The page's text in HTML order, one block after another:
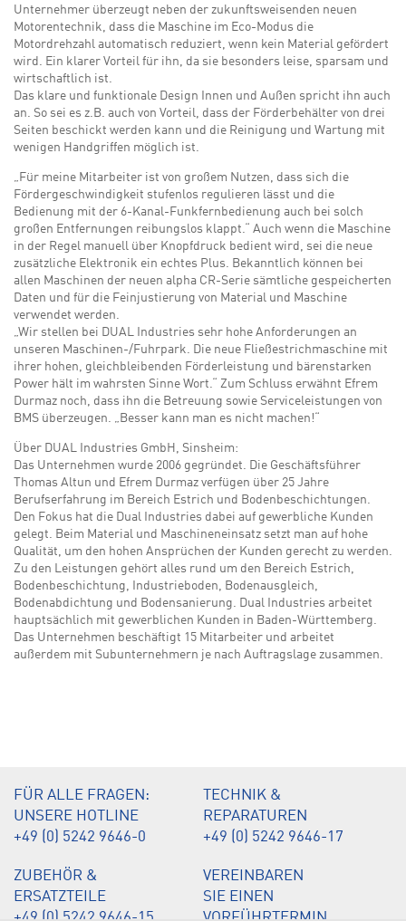
Unternehmer überzeugt neben der zukunftsweisenden neuen
Motorentechnik, dass die Maschine im Eco-Modus die
Motordrehzahl automatisch reduziert, wenn kein Material gefördert
wird. Ein klarer Vorteil für ihn, da sie besonders leise, sparsam und
wirtschaftlich ist.
Das klare und funktionale Design Innen und Außen spricht ihn auch
an. So sei es z.B. auch von Vorteil, dass der Förderbehälter von drei
Seiten beschickt werden kann und die Reinigung und Wartung mit
wenigen Handgriffen möglich ist.
„Für meine Mitarbeiter ist von großem Nutzen, dass sich die
Fördergeschwindigkeit stufenlos regulieren lässt und die
Bedienung mit der 6-Kanal-Funkfernbedienung auch bei solch
großen Entfernungen reibungslos klappt.“ Auch wenn die Maschine
in der Regel manuell über Knopfdruck bedient wird, sei die neue
zusätzliche Elektronik ein echtes Plus. Bekanntlich können bei
allen Maschinen der neuen alpha CR-Serie sämtliche gespeicherten
Daten und für die Feinjustierung von Material und Maschine
verwendet werden.
„Wir stellen bei DUAL Industries sehr hohe Anforderungen an
unseren Maschinen-/Fuhrpark. Die neue Fließestrichmaschine mit
ihrer hohen, gleichbleibenden Förderleistung und bärenstarken
Power hält im wahrsten Sinne Wort.“ Zum Schluss erwähnt Efrem
Durmaz noch, dass ihn die Betreuung sowie Serviceleistungen von
BMS überzeugen. „Besser kann man es nicht machen!“
Über DUAL Industries GmbH, Sinsheim:
Das Unternehmen wurde 2006 gegründet. Die Geschäftsführer
Thomas Altun und Efrem Durmaz verfügen über 25 Jahre
Berufserfahrung im Bereich Estrich und Bodenbeschichtungen.
Den Fokus hat die Dual Industries dabei auf gewerbliche Kunden
gelegt. Beim Material und Maschineneinsatz setzt man auf hohe
Qualität, um den hohen Ansprüchen der Kunden gerecht zu werden.
Zu den Leistungen gehört alles rund um den Bereich Estrich,
Bodenbeschichtung, Industrieboden, Bodenausgleich,
Bodenabdichtung und Bodensanierung. Dual Industries arbeitet
hauptsächlich mit gewerblichen Kunden in Baden-Württemberg.
Das Unternehmen beschäftigt 15 Mitarbeiter und arbeitet
außerdem mit Subunternehmern je nach Auftragslage zusammen.
FÜR ALLE FRAGEN:
UNSERE HOTLINE
+49 (0) 5242 9646-0
TECHNIK &
REPARATUREN
+49 (0) 5242 9646-17
ZUBEHÖR &
ERSATZTEILE
+49 (0) 5242 9646-15
VEREINBAREN
SIE EINEN
VORFÜHRTERMIN